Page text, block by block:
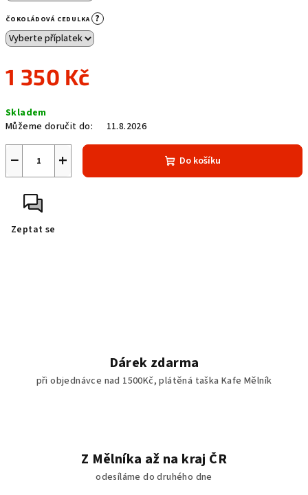
ČOKOLÁDOVÁ CEDULKA ?
1 350 Kč
cena:
Skladem
Můžeme doručit do:
11.8.2026
+
− Do košíku
Zeptat se
Dárek zdarma
při objednávce nad 1500Kč, plátěná taška Kafe Mělník
Z Mělníka až na kraj ČR
odesíláme do druhého dne